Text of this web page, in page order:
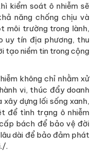
kiểm soát ô nhiễm sẽ
năng chống chịu và
môi trường trong lành,
uy tín địa phương, thu
tạo niềm tin trong cộng
không chỉ nhằm xử
vi, thúc đẩy doanh
dựng lối sống xanh,
để tình trạng ô nhiễm
bách để bảo vệ đời
dài để bảo đảm phát
.